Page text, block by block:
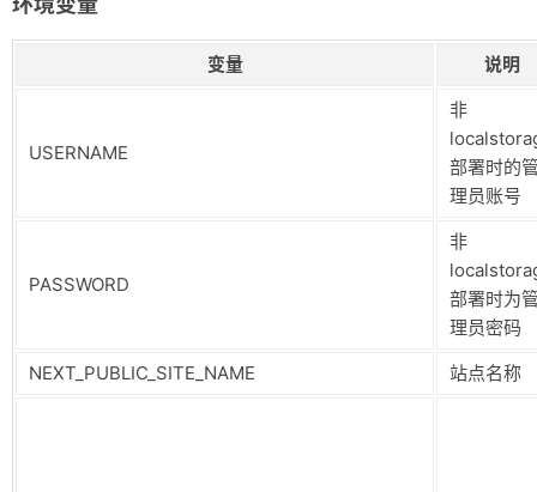
变量 说明
USERNAME
非
部署时的
理员账号
PASSWORD
非
部署时为
理员密码
NEXT_PUBLIC_SITE_NAME
站点名称